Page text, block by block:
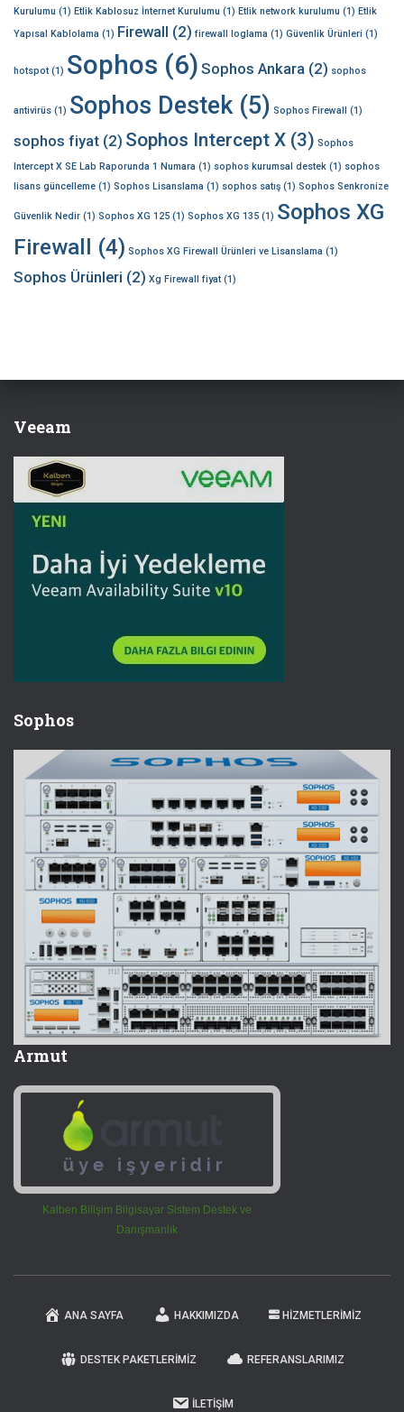
Kurulumu (1) Etlik Kablosuz İnternet Kurulumu (1) Etlik network kurulumu (1) Etlik
Yapısal Kablolama (1) Firewall (2) firewall loglama (1) Güvenlik Ürünleri (1)
hotspot (1) Sophos (6) Sophos Ankara (2) sophos
antivirüs (1) Sophos Destek(5) Sophos Firewall (1)
sophos fiyat (2) Sophos Intercept X (3) Sophos
Intercept X SE Lab Raporunda 1 Numara (1) sophos kurumsal destek (1) sophos
lisans güncelleme (1) Sophos Lisanslama (1) sophos satış (1) Sophos Senkronize
Güvenlik Nedir (1) Sophos XG 125 (1) Sophos XG 135 (1) Sophos XG
Firewall
(4) Sophos XG Firewall Ürünleri ve Lisanslama (1)
Sophos Ürünleri (2) Xg Firewall fiyat (1)
Veeam
Sophos
Armut
Kalben Bilişim Bilgisayar Sistem Destek ve
Danışmanlık
ANA SAYFA HAKKIMIZDA HIZMETLERIMIZ
DESTEK PAKETLERIMIZ REFERANSLARIMIZ
İLETIŞIM